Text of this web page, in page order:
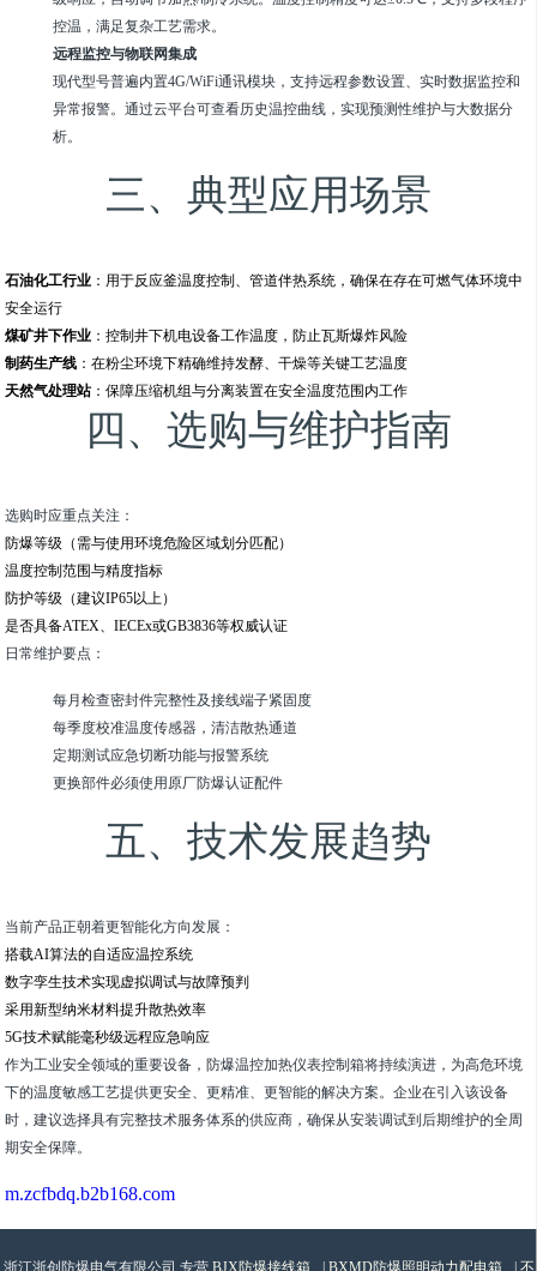
控温，满足复杂工艺需求。
远程监控与物联网集成
现代型号普遍内置4G/WiFi通讯模块，支持远程参数设置、实时数据监控和
异常报警。通过云平台可查看历史温控曲线，实现预测性维护与大数据分
析。
三、典型应用场景
石油化工行业 ：用于反应釜温度控制、管道伴热系统，确保在存在可燃气体环境中
安全运行
煤矿井下作业 ：控制井下机电设备工作温度，防止瓦斯爆炸风险
制药生产线 ：在粉尘环境下精确维持发酵、干燥等关键工艺温度
天然气处理站：保障压缩机组与分离装置在安全温度范围内工作
四、选购与维护指南
选购时应重点关注：
防爆等级（需与使用环境危险区域划分匹配）
温度控制范围与精度指标
防护等级（建议IP65以上）
是否具备ATEX、IECEx或GB3836等权威认证
日常维护要点：
每月检查密封件完整性及接线端子紧固度
每季度校准温度传感器，清洁散热通道
定期测试应急切断功能与报警系统
更换部件必须使用原厂防爆认证配件
五、技术发展趋势
当前产品正朝着更智能化方向发展：
搭载AI算法的自适应温控系统
数字孪生技术实现虚拟调试与故障预判
采用新型纳米材料提升散热效率
5G技术赋能毫秒级远程应急响应
作为工业安全领域的重要设备，防爆温控加热仪表控制箱将持续演进，为高危环境
下的温度敏感工艺提供更安全、更精准、更智能的解决方案。企业在引入该设备
时，建议选择具有完整技术服务体系的供应商，确保从安装调试到后期维护的全周
期安全保障。
m.zcfbdq.b2b168.com